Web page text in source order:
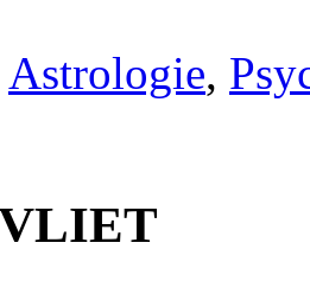
Astrologie,